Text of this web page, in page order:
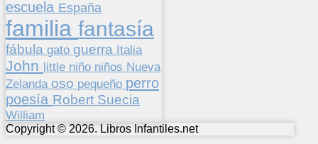
escuela España
familia fantasía
fábula gato guerra Italia
John little niño niños Nueva
Zelanda oso pequeño perro
poesía Robert Suecia
William
Copyright © 2026. Libros Infantiles.net